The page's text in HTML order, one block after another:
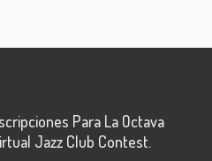
Para La Octava
Jazz Club Contest.